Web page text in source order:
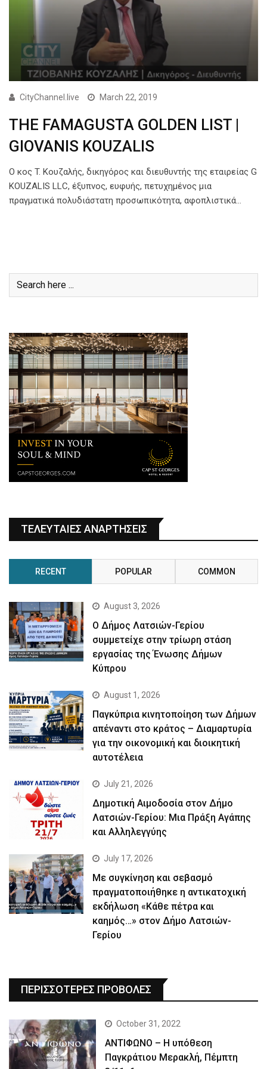
CityChannel.live March 22, 2019
THE FAMAGUSTA GOLDEN LIST |
GIOVANIS KOUZALIS
Ο κος T. Κουζαλής, δικηγόρος και διευθυντής της εταιρείας G
KOUZALIS LLC, έξυπνος, ευφυής, πετυχημένος μια
πραγματικά πολυδιάστατη προσωπικότητα, αφοπλιστικά…
ΤΕΛΕΥΤΑΙΕΣ ΑΝΑΡΤΗΣΕΙΣ
RECENT POPULAR COMMON
August 3, 2026
Ο Δήμος Λατσιών-Γερίου
συμμετείχε στην τρίωρη στάση
εργασίας της Ένωσης Δήμων
Κύπρου
August 1, 2026
Παγκύπρια κινητοποίηση των Δήμων
απέναντι στο κράτος – Διαμαρτυρία
για την οικονομική και διοικητική
αυτοτέλεια
July 21, 2026
Δημοτική Αιμοδοσία στον Δήμο
Λατσιών-Γερίου: Μια Πράξη Αγάπης
και Αλληλεγγύης
July 17, 2026
Με συγκίνηση και σεβασμό
πραγματοποιήθηκε η αντικατοχική
εκδήλωση «Κάθε πέτρα και
καημός…» στον Δήμο Λατσιών-
Γερίου
ΠΕΡΙΣΣΟΤΕΡΕΣ ΠΡΟΒΟΛΕΣ
October 31, 2022
ΑΝΤΙΦΩΝΟ – Η υπόθεση
Παγκράτιου Μερακλή, Πέμπτη